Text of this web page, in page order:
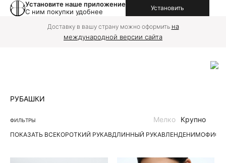
Установите наше приложение
С ним покупки удобнее
Установить
Доставку в вашу страну можно оформить на
международной версии сайта
РУБАШКИ
ФИЛЬТРЫ
ПОКАЗАТЬ ВСЕКОРОТКИЙ РУКАВДЛИННЫЙ РУКАВЛЕНДЕНИМОФИС
Мелко Крупно